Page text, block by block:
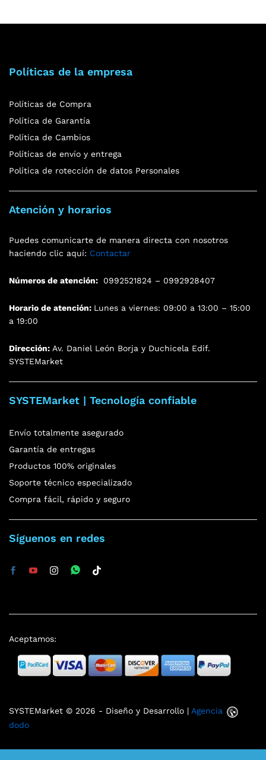
Políticas de la empresa
Políticas de Compra
Política de Garantía
Política de Cambios
Políticas de envío y entrega
Política de rotección de datos Personales
Atención y horarios
Puedes comunicarte de manera directa con nosotros
haciendo clic aquí: Contactar
Números de atención: 0992521824 – 0992928407
Horario de atención: Lunes a viernes: 09:00 a 13:00 – 15:00
a 19:00
Dirección: Av. Daniel León Borja y Duchicela Edif.
SYSTEMarket
SYSTEMarket | Tecnología confiable
Envío totalmente asegurado
Garantía de entregas
Productos 100% originales
Soporte técnico especializado
Compra fácil, rápido y seguro
Síguenos en redes
SYSTEMarket © 2026 - Diseño y Desarrollo | Agencia
dodo
Aceptamos: